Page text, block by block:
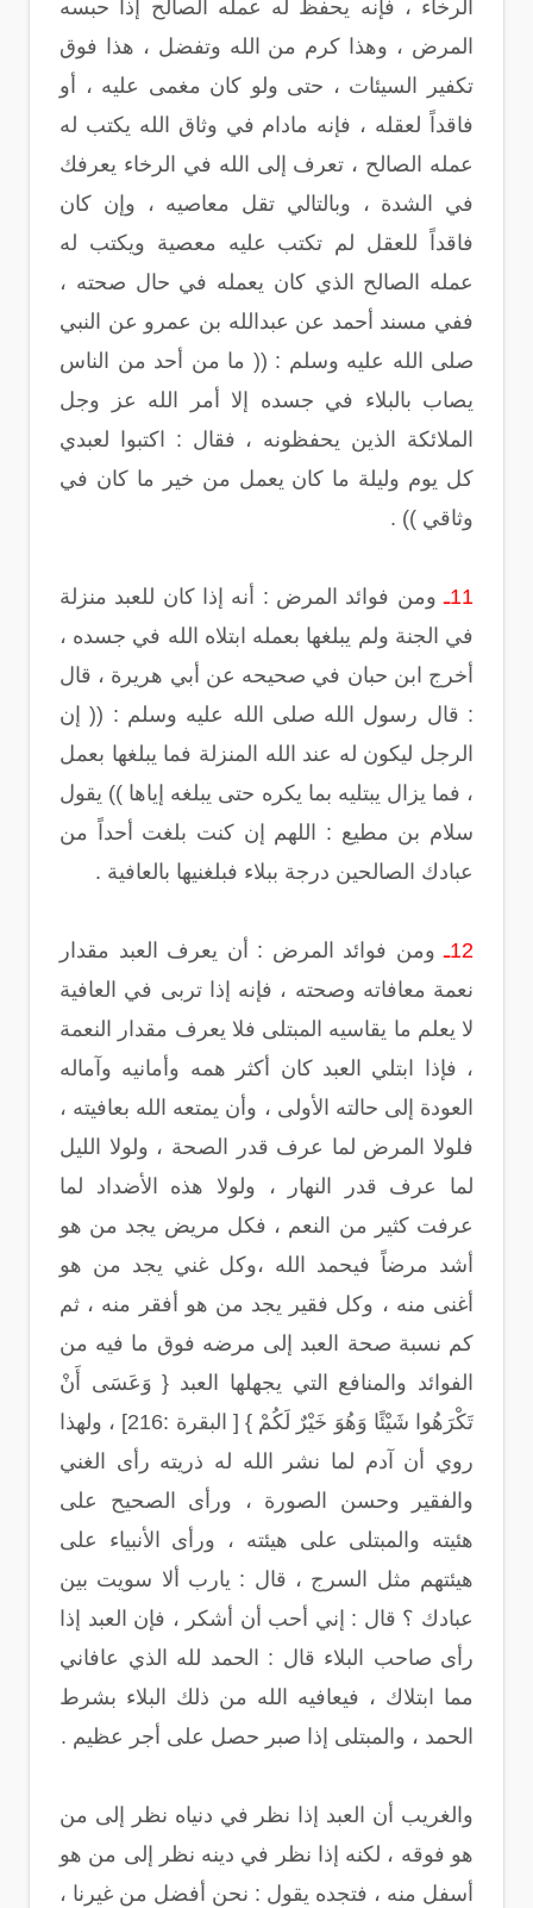
الرخاء ، فإنه يحفظ له عمله الصالح إذا حبسه
المرض ، وهذا كرم من الله وتفضل ، هذا فوق
تكفير السيئات ، حتى ولو كان مغمى عليه ، أو
فاقداً لعقله ، فإنه مادام في وثاق الله يكتب له
عمله الصالح ، تعرف إلى الله في الرخاء يعرفك
في الشدة ، وبالتالي تقل معاصيه ، وإن كان
فاقداً للعقل لم تكتب عليه معصية ويكتب له
عمله الصالح الذي كان يعمله في حال صحته ،
ففي مسند أحمد عن عبدالله بن عمرو عن النبي
صلى الله عليه وسلم : (( ما من أحد من الناس
يصاب بالبلاء في جسده إلا أمر الله عز وجل
الملائكة الذين يحفظونه ، فقال : اكتبوا لعبدي
كل يوم وليلة ما كان يعمل من خير ما كان في
وثاقي )) .
11ـ ومن فوائد المرض : أنه إذا كان للعبد منزلة
في الجنة ولم يبلغها بعمله ابتلاه الله في جسده ،
أخرج ابن حبان في صحيحه عن أبي هريرة ، قال
: قال رسول الله صلى الله عليه وسلم : (( إن
الرجل ليكون له عند الله المنزلة فما يبلغها بعمل
، فما يزال يبتليه بما يكره حتى يبلغه إياها )) يقول
سلام بن مطيع : اللهم إن كنت بلغت أحداً من
عبادك الصالحين درجة ببلاء فبلغنيها بالعافية .
12ـ ومن فوائد المرض : أن يعرف العبد مقدار
نعمة معافاته وصحته ، فإنه إذا تربى في العافية
لا يعلم ما يقاسيه المبتلى فلا يعرف مقدار النعمة
، فإذا ابتلي العبد كان أكثر همه وأمانيه وآماله
العودة إلى حالته الأولى ، وأن يمتعه الله بعافيته ،
فلولا المرض لما عرف قدر الصحة ، ولولا الليل
لما عرف قدر النهار ، ولولا هذه الأضداد لما
عرفت كثير من النعم ، فكل مريض يجد من هو
أشد مرضاً فيحمد الله ،وكل غني يجد من هو
أغنى منه ، وكل فقير يجد من هو أفقر منه ، ثم
كم نسبة صحة العبد إلى مرضه فوق ما فيه من
الفوائد والمنافع التي يجهلها العبد { وَعَسَى أَنْ
تَكْرَهُوا شَيْئًا وَهُوَ خَيْرٌ لَكُمْ } [ البقرة :216] ، ولهذا
روي أن آدم لما نشر الله له ذريته رأى الغني
والفقير وحسن الصورة ، ورأى الصحيح على
هئيته والمبتلى على هيئته ، ورأى الأنبياء على
هيئتهم مثل السرج ، قال : يارب ألا سويت بين
عبادك ؟ قال : إني أحب أن أشكر ، فإن العبد إذا
رأى صاحب البلاء قال : الحمد لله الذي عافاني
مما ابتلاك ، فيعافيه الله من ذلك البلاء بشرط
الحمد ، والمبتلى إذا صبر حصل على أجر عظيم .
والغريب أن العبد إذا نظر في دنياه نظر إلى من
هو فوقه ، لكنه إذا نظر في دينه نظر إلى من هو
أسفل منه ، فتجده يقول : نحن أفضل من غيرنا ،